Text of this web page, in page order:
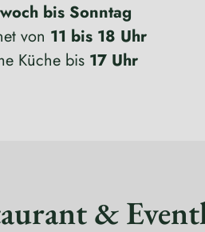
bis Sonntag
von 11 bis 18 Uhr
Küche bis 17 Uhr
&